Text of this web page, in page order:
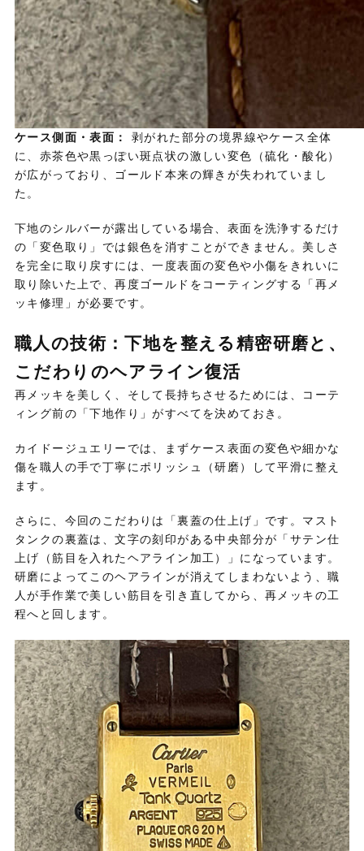
ケース側面・表面：
剥がれた部分の境界線やケース全体
に、 赤茶色や黒っぽい斑点状の激しい変色（硫化・酸化）
が広がっており、
ゴールド本来の輝きが失われていまし
た。
下地のシルバーが露出している場合、 表面を洗浄するだけ
の「変色取り」では銀色を消すことができません。 美しさ
を完全に取り戻すには、一度表面の変色や小傷をきれいに
取り除いた上で、再度ゴールドをコーティングする「再メ
ッキ修理」が必要です。
職人の技術：下地を整える精密研磨と、
こだわりのヘアライン復活
再メッキを美しく、 そして長持ちさせるためには、
コーテ
ィング前の「下地作り」がすべてを決めておき。
カイドージュエリーでは、
まずケース表面の変色や細かな
傷を職人の手で丁寧にポリッシュ（研磨）して平滑に整え
ます。
さらに、 今回のこだわりは「裏蓋の仕上げ」です。 マスト
タンクの裏蓋は、文字の刻印がある中央部分が「サテン仕
上げ（筋目を入れたヘアライン加工）」になっています。
研磨によってこのヘアラインが消えてしまわないよう、 職
人が手作業で美しい筋目を引き直してから、 再メッキの工
程へと回します。